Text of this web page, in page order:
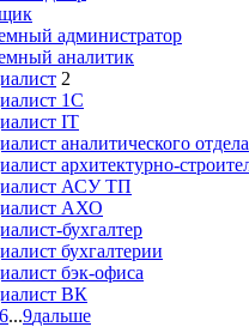
администратор
аналитик
2
1С
IT
аналитического отдела
архитектурно-
АСУ ТП
АХО
бухгалтер
бухгалтерии
бэк-офиса
ВК
6...9дальше